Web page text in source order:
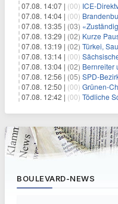
07.08. 14:07 | (00) ICE-
07.08. 14:04 | (00) Brandenburg
07.08. 13:35 | (03)
07.08. 13:29 | (02) Kurze Pause
07.08. 13:19 | (02) Türkei,
07.08. 13:14 | (00)
07.08. 13:04 | (02) Bernreiter
07.08. 12:56 | (05) SPD-Bezirk
07.08. 12:50 | (00) Grünen-
07.08. 12:42 | (00) Tödliche
BOULEVARD-NEWS